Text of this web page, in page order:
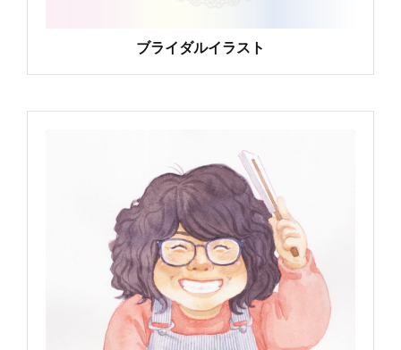
ブライダルイラスト